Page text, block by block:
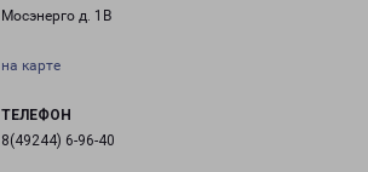
Мосэнерго д. 1В
на карте
ТЕЛЕФОН
8(49244) 6-96-40